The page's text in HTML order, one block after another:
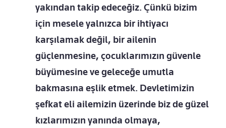
yakından takip edeceğiz. Çünkü bizim
için mesele yalnızca bir ihtiyacı
karşılamak değil, bir ailenin
güçlenmesine, çocuklarımızın güvenle
büyümesine ve geleceğe umutla
bakmasına eşlik etmek. Devletimizin
şefkat eli ailemizin üzerinde biz de güzel
kızlarımızın yanında olmaya,